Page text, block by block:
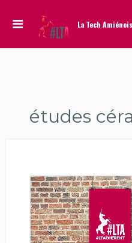
La Tech
études